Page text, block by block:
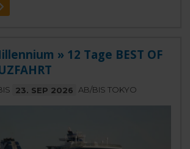
» 12 Tage BEST OF
23. SEP 2026 AB/BIS TOKYO